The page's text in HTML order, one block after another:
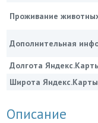
Проживание
Дополнительная
Долгота
Широта
Описание